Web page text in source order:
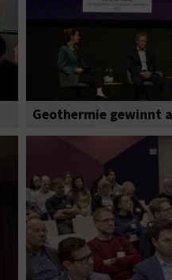
Geothermie gewinnt